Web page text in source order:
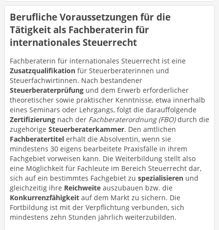
Berufliche Voraussetzungen für die
Tätigkeit als Fachberaterin für
internationales Steuerrecht
Fachberaterin für internationales Steuerrecht ist eine
Zusatzqualifikation für Steuerberaterinnen und
Steuerfachwirtinnen. Nach bestandener
Steuerberaterprüfung und dem Erwerb erforderlicher
theoretischer sowie praktischer Kenntnisse, etwa innerhalb
eines Seminars oder Lehrgangs, folgt die darauffolgende
Zertifizierung nach der Fachberaterordnung (FBO)durch die
zugehörige Steuerberaterkammer. Den amtlichen
Fachberatertitel erhält die Absolventin, wenn sie
mindestens 30 eigens bearbeitete Praxisfälle in ihrem
Fachgebiet vorweisen kann. Die Weiterbildung stellt also
eine Möglichkeit für Fachleute im Bereich Steuerrecht dar,
sich auf ein bestimmtes Fachgebiet zu spezialisieren und
gleichzeitig ihre Reichweite auszubauen bzw. die
Konkurrenzfähigkeit auf dem Markt zu sichern. Die
Fortbildung ist mit der Verpflichtung verbunden, sich
mindestens zehn Stunden jährlich weiterzubilden.